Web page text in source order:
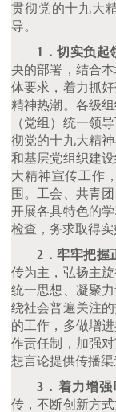
贯彻党的十九大
导。
1．切实负起
央的部署，结合
体要求，着力抓
精神热潮。各级
（党组）统一领
彻党的十九大精
和基层党组织建
大精神宣传工作
围。工会、共青
开展各具特色的
检查，务求取得实
2．牢牢把握
传为主，弘扬主
统一思想、凝聚
绕社会普遍关注
的工作，多做增
作责任制，加强
想言论提供传播渠
3．着力增强
传，不断创新方